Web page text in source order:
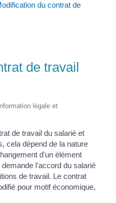
du contrat de
de travail
légale et
de travail du salarié et
cela dépend de la nature
d'un élément
l'accord du salarié
de travail. Le contrat
pour motif économique,